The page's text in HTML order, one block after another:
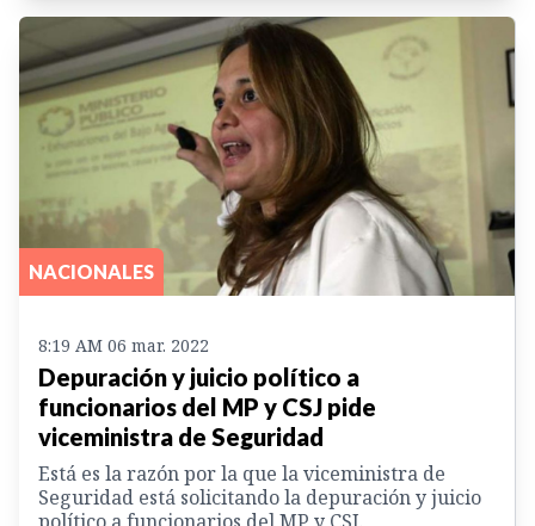
NACIONALES
8:19 AM 06 mar. 2022
Depuración y juicio político a
funcionarios del MP y CSJ pide
viceministra de Seguridad
Está es la razón por la que la viceministra de
Seguridad está solicitando la depuración y juicio
político a funcionarios del MP y CSJ.